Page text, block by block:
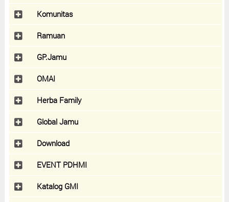
Komunitas
Ramuan
GP.Jamu
OMAI
Herba Family
Global Jamu
Download
EVENT PDHMI
Katalog GMI